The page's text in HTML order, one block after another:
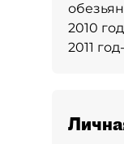
обезьян
2010
2011